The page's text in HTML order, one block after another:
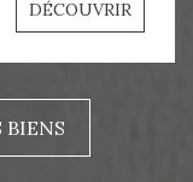
de bains avec
Place de
-
DÉCOUVRIR
BIENS